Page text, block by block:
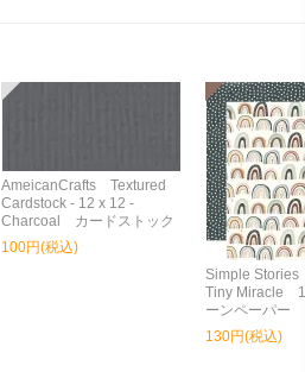
AmeicanCrafts Textured
Cardstock - 12 x 12 -
Charcoal カードストック
100円(税込)
Simple
Tiny Miracle
ーンペーパー
130円(税込)